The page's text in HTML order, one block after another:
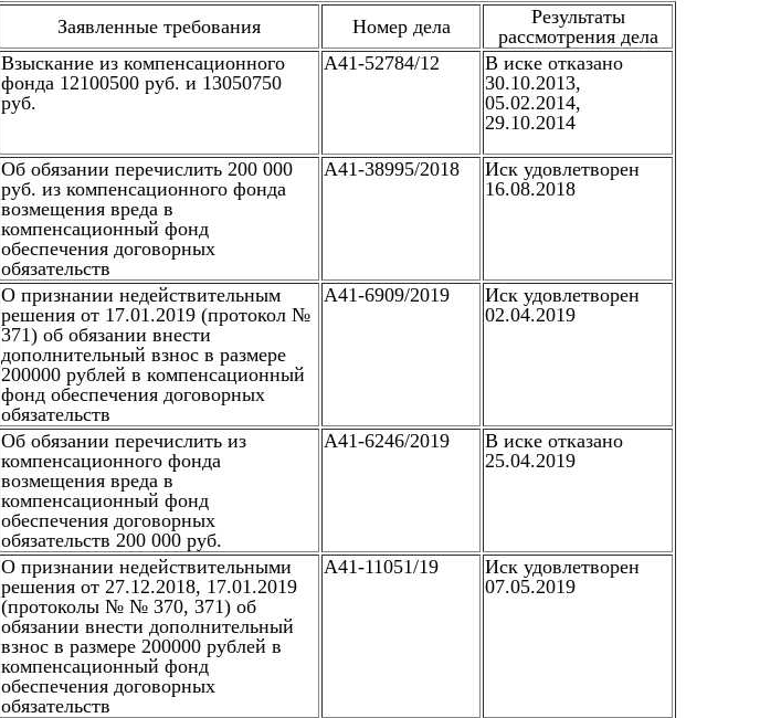
Заявленные требования Номер дела
Результаты
рассмотрения дела
Взыскание из компенсационного
фонда 12100500 руб. и 13050750
руб.
А41-52784/12
В иске отказано
30.10.2013,
05.02.2014,
29.10.2014
Об обязании перечислить 200 000
руб. из компенсационного фонда
возмещения вреда в
компенсационный фонд
обеспечения договорных
обязательств
А41-38995/2018
Иск удовлетворен
16.08.2018
О признании недействительным
решения от 17.01.2019 (протокол №
371) об обязании внести
дополнительный взнос в размере
200000 рублей в компенсационный
фонд обеспечения договорных
обязательств
А41-6909/2019
Иск удовлетворен
02.04.2019
Об обязании перечислить из
компенсационного фонда
возмещения вреда в
компенсационный фонд
обеспечения договорных
обязательств 200 000 руб.
А41-6246/2019
В иске отказано
25.04.2019
О признании недействительными
решения от 27.12.2018, 17.01.2019
(протоколы № № 370, 371) об
обязании внести дополнительный
взнос в размере 200000 рублей в
компенсационный фонд
обеспечения договорных
обязательств
А41-11051/19
Иск удовлетворен
07.05.2019